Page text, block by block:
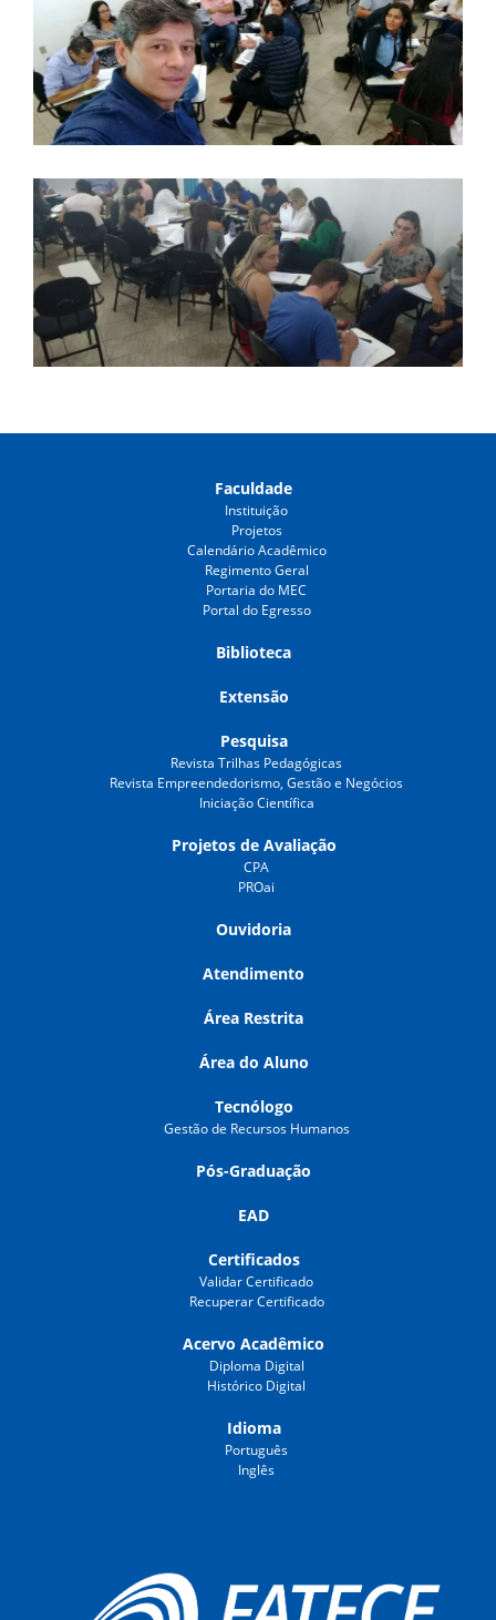
Faculdade
Instituição
Projetos
Calendário Acadêmico
Regimento Geral
Portaria do MEC
Portal do Egresso
Biblioteca
Extensão
Pesquisa
Revista Trilhas Pedagógicas
Revista Empreendedorismo, Gestão e Negócios
Iniciação Científica
Projetos de Avaliação
CPA
PROai
Ouvidoria
Atendimento
Área Restrita
Área do Aluno
Tecnólogo
Gestão de Recursos Humanos
Pós-Graduação
EAD
Certificados
Validar Certificado
Recuperar Certificado
Acervo Acadêmico
Diploma Digital
Histórico Digital
Idioma
Português
Inglês